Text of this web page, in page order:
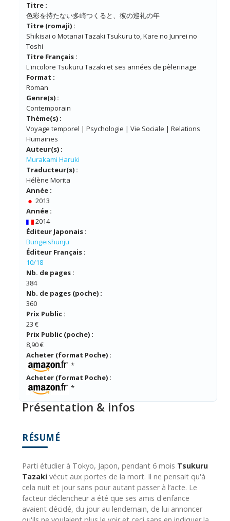
Titre :
色彩を持たない多崎つくると、彼の巡礼の年
Titre (romaji) :
Shikisai o Motanai Tazaki Tsukuru to, Kare no Junrei no
Toshi
Titre Français :
L'incolore Tsukuru Tazaki et ses années de pèlerinage
Format :
Roman
Genre(s) :
Contemporain
Thème(s) :
Voyage temporel | Psychologie | Vie Sociale | Relations
Humaines
Auteur(s) :
Murakami Haruki
Traducteur(s) :
Hélène Morita
Année :
2013
Année :
2014
Éditeur Japonais :
Bungeishunju
Éditeur Français :
10/18
Nb. de pages :
384
Nb. de pages (poche) :
360
Prix Public :
23 €
Prix Public (poche) :
8,90 €
Acheter (format Poche) :
*
Acheter (format Poche) :
*
Présentation & infos
RÉSUMÉ
Parti étudier à Tokyo, Japon, pendant 6 mois Tsukuru
Tazaki vécut aux portes de la mort. Il ne pensait qu'à
cela nuit et jour sans pour autant passer à l’acte. Le
facteur déclencheur a été que ses amis d'enfance
avaient décidé, du jour au lendemain, de lui annoncer